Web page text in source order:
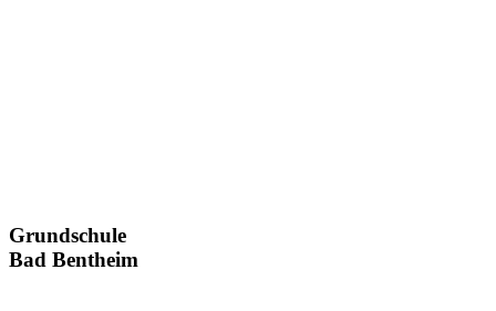
Grundschule
Bad Bentheim